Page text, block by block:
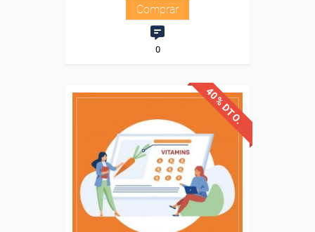
Comprar
0
40% DTO.
Descuentos especiales
Sin requisitos de acceso
Diploma